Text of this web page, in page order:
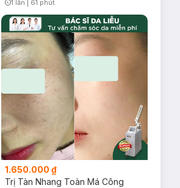
Timer Gray Icon
1 lần 61 phút
1.650.000 ₫
Trị Tàn Nhang Toàn Má Công